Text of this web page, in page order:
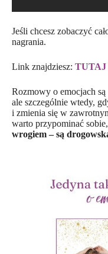
Jeśli chcesz zobaczyć
nagrania.
Link znajdziesz: TUTAJ
Rozmowy o emocjach są
ale szczególnie wtedy,
i zmienia się w
warto przypominać
wrogiem – są